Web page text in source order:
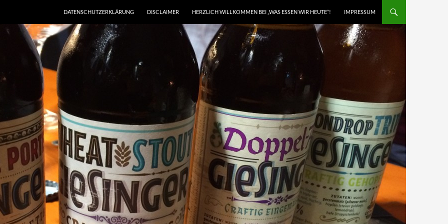
DATENSCHUTZERKLÄRUNG DISCLAIMER HERZLICH WILLKOMMEN BEI „WAS ESSEN WIR HEUTE“! IMPRESSUM